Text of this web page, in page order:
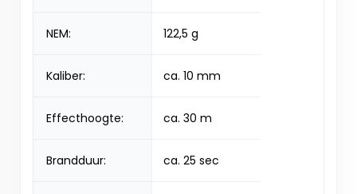
NEM: 122,5 g
Kaliber: ca. 10 mm
Effecthoogte: ca. 30 m
Brandduur: ca. 25 sec